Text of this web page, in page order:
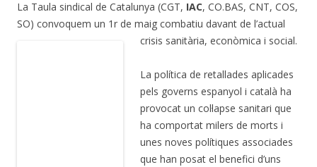
La Taula sindical de Catalunya (CGT, IAC, CO.BAS, CNT, COS,
SO) convoquem un 1r de maig combatiu davant de l’actual
crisis sanitària, econòmica i social.
La política de retallades aplicades
pels governs espanyol i català ha
provocat un col·lapse sanitari que
ha comportat milers de morts i
unes noves polítiques associades
que han posat el benefici d’uns